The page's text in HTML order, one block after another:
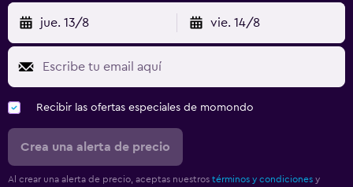
jue. 13/8 vie. 14/8
Recibir las ofertas especiales de momondo
Crea una alerta de precio
Al crear una alerta de precio, aceptas nuestros términos y condiciones y